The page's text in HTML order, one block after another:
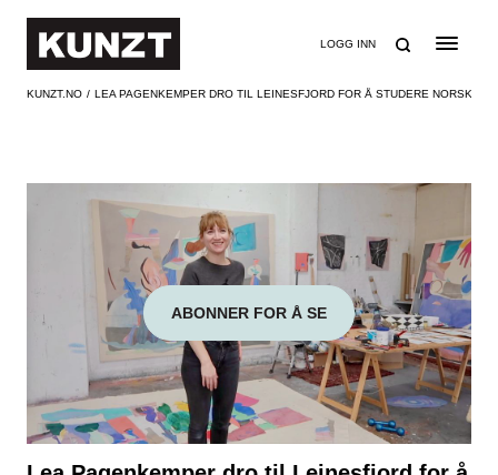
LOGG INN
KUNZT.NO LEA PAGENKEMPER DRO TIL LEINESFJORD FOR Å STUDERE NORSK
ABONNER FOR Å SE